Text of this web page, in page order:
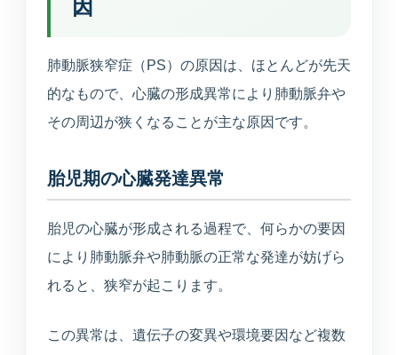
因
肺動脈狭窄症（PS）の原因は、ほとんどが先天
的なもので、心臓の形成異常により肺動脈弁や
その周辺が狭くなることが主な原因です。
胎児期の心臓発達異常
胎児の心臓が形成される過程で、何らかの要因
により肺動脈弁や肺動脈の正常な発達が妨げら
れると、狭窄が起こります。
この異常は、遺伝子の変異や環境要因など複数